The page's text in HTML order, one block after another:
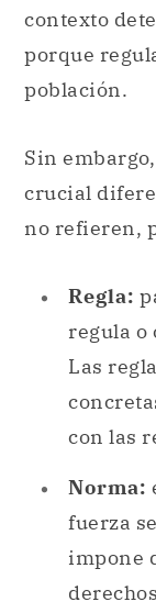
contexto
porque
población.
Sin
crucial
no refieren,
Regla:
regula o
Las
con las
Norma:
fuerza
impone